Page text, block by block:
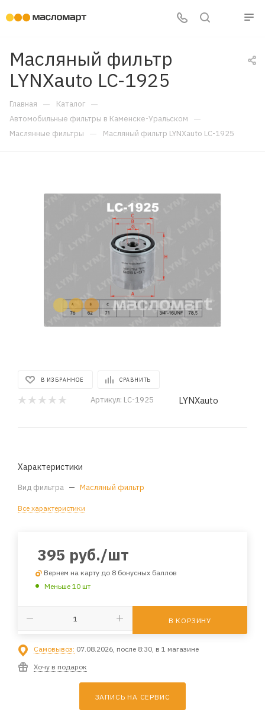
Масляный фильтр
LYNXauto LC-1925
Главная — Каталог —
Автомобильные фильтры в Каменске-Уральском —
Маслянные фильтры — Масляный фильтр LYNXauto LC-1925
В ИЗБРАННОЕ СРАВНИТЬ
Артикул: LC-1925 LYNXauto
Характеристики
Вид фильтра — Масляный фильтр
Все характеристики
395 руб./шт
Вернем на карту до 8 бонусных баллов
Меньше 10 шт
В КОРЗИНУ
Самовывоз: 07.08.2026, после 8:30, в 1 магазине
Хочу в подарок
ЗАПИСЬ НА СЕРВИС